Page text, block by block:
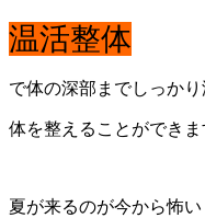
温活整体
で体の深部までしっか
体を整えることができま
夏が来るのが今から怖